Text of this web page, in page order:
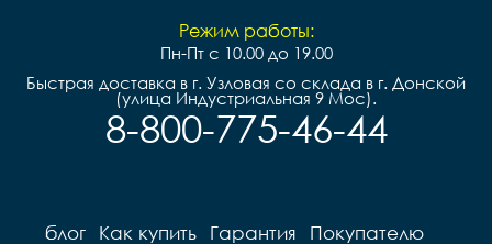
Режим работы:
Пн-Пт с 10.00 до 19.00
Быстрая доставка в г. Узловая со склада в г. Донской
(улица Индустриальная 9 Мос).
8-800-775-46-44
блог Как купить Гарантия Покупателю